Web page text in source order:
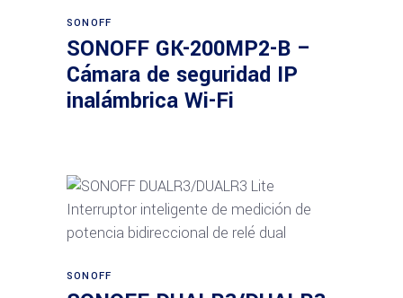
SONOFF
SONOFF GK-200MP2-B –
Cámara de seguridad IP
inalámbrica Wi-Fi
SONOFF